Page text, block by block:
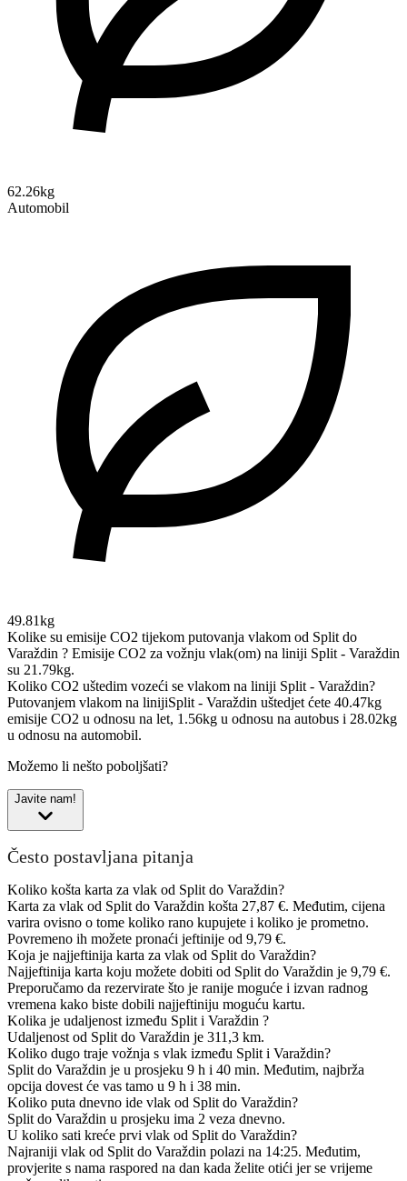
62.26kg
Automobil
49.81kg
Kolike su emisije CO2 tijekom putovanja vlakom od Split do
Varaždin ? Emisije CO2 za vožnju vlak(om) na liniji Split - Varaždin
su 21.79kg.
Koliko CO2 uštedim vozeći se vlakom na liniji Split - Varaždin?
Putovanjem vlakom na linijiSplit - Varaždin uštedjet ćete 40.47kg
emisije CO2 u odnosu na let, 1.56kg u odnosu na autobus i 28.02kg
u odnosu na automobil.
Možemo li nešto poboljšati?
Javite nam!
Često postavljana pitanja
Koliko košta karta za vlak od Split do Varaždin?
Karta za vlak od Split do Varaždin košta 27,87 €. Međutim, cijena
varira ovisno o tome koliko rano kupujete i koliko je prometno.
Povremeno ih možete pronaći jeftinije od 9,79 €.
Koja je najjeftinija karta za vlak od Split do Varaždin?
Najjeftinija karta koju možete dobiti od Split do Varaždin je 9,79 €.
Preporučamo da rezervirate što je ranije moguće i izvan radnog
vremena kako biste dobili najjeftiniju moguću kartu.
Kolika je udaljenost između Split i Varaždin ?
Udaljenost od Split do Varaždin je 311,3 km.
Koliko dugo traje vožnja s vlak između Split i Varaždin?
Split do Varaždin je u prosjeku 9 h i 40 min. Međutim, najbrža
opcija dovest će vas tamo u 9 h i 38 min.
Koliko puta dnevno ide vlak od Split do Varaždin?
Split do Varaždin u prosjeku ima 2 veza dnevno.
U koliko sati kreće prvi vlak od Split do Varaždin?
Najraniji vlak od Split do Varaždin polazi na 14:25. Međutim,
provjerite s nama raspored na dan kada želite otići jer se vrijeme